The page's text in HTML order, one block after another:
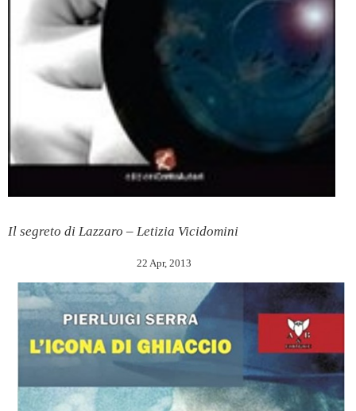
Il segreto di Lazzaro – Letizia Vicidomini
22 Apr, 2013